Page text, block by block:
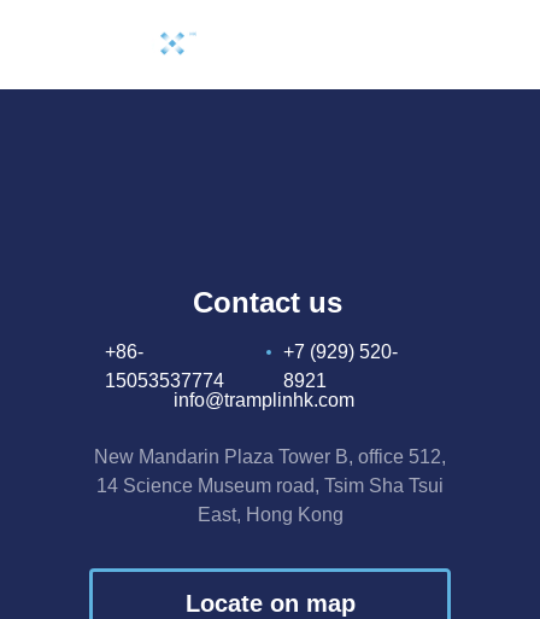
Contact us
+86-
15053537774
+7 (929) 520-
8921
info@tramplinhk.com
New Mandarin Plaza Tower B, office 512,
14 Science Museum road, Tsim Sha Tsui
East, Hong Kong
Locate on map